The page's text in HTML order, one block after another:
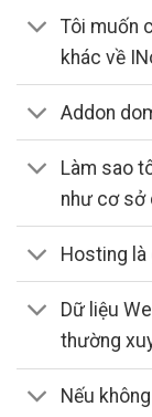
Tôi muốn
khác về
Addon
Làm sao
như cơ sở
Hosting là
Dữ liệu
thường
Nếu